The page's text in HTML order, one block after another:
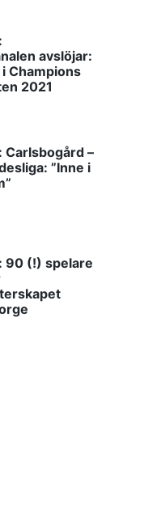
avslöjar:
Champions
2021
Carlsbogård –
”Inne i
90 (!) spelare